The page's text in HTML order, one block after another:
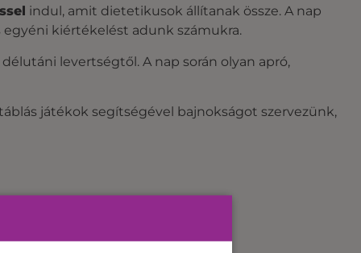
indul, amit dietetikusok állítanak össze. A nap
kiértékelést adunk számukra.
levertségtől. A nap során olyan apró,
játékok segítségével bajnokságot szervezünk,